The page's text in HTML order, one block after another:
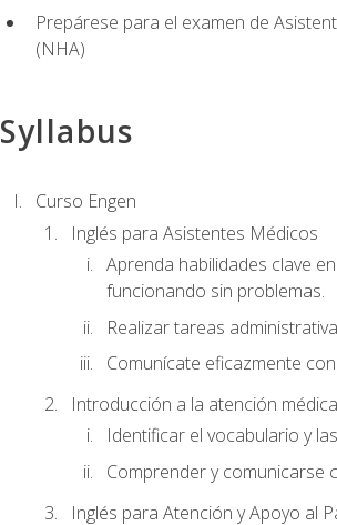
Prepárese para el examen de
(NHA)
Syllabus
Curso Engen
Inglés para Asistentes Médicos
Aprenda habilidades clave
funcionando sin problemas.
Realizar tareas
Comunícate eficazmente
Introducción a la atención
Identificar el vocabulario y
Comprender y comunicarse
Inglés para Atención y Apoyo al